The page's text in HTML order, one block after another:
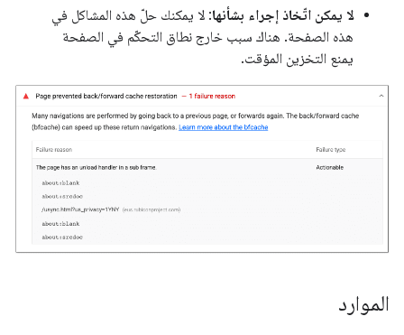
لا يمكن اتّخاذ إجراء بشأنها: لا يمكنك حلّ هذه المشاكل في
هذه الصفحة. هناك سبب خارج نطاق التحكّم في الصفحة
يمنع التخزين المؤقت.
الموارد